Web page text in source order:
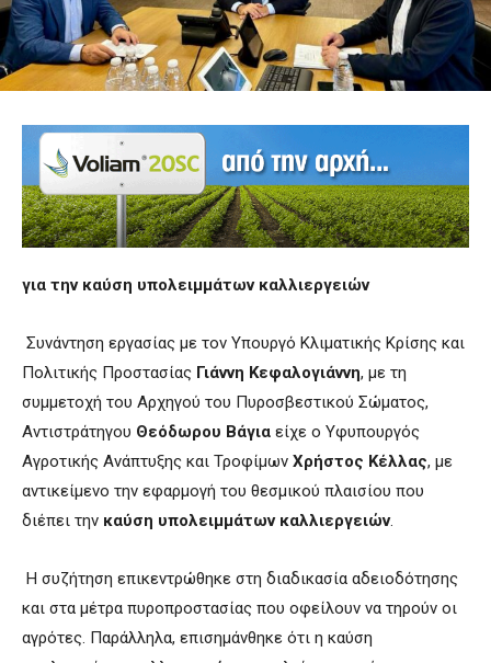
για την καύση υπολειμμάτων καλλιεργειών
Συνάντηση εργασίας με τον Υπουργό Κλιματικής Κρίσης και
Πολιτικής Προστασίας Γιάννη Κεφαλογιάννη, με τη
συμμετοχή του Αρχηγού του Πυροσβεστικού Σώματος,
Αντιστράτηγου Θεόδωρου Βάγια είχε ο Υφυπουργός
Αγροτικής Ανάπτυξης και Τροφίμων Χρήστος Κέλλας, με
αντικείμενο την εφαρμογή του θεσμικού πλαισίου που
διέπει την καύση υπολειμμάτων καλλιεργειών.
Η συζήτηση επικεντρώθηκε στη διαδικασία αδειοδότησης
και στα μέτρα πυροπροστασίας που οφείλουν να τηρούν οι
αγρότες. Παράλληλα, επισημάνθηκε ότι η καύση